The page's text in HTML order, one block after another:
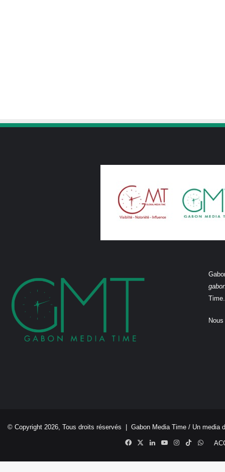
Time.
© Copyright 2026, Tous droits réservés | Gabon Media Time / Un media
Facebook
X LinkedinYouTubeInstagram
TikTok